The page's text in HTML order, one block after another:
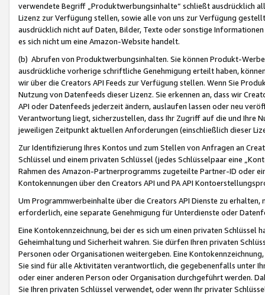
verwendete Begriff „Produktwerbungsinhalte“ schließt ausdrücklich
Lizenz zur Verfügung stellen, sowie alle von uns zur Verfügung
ausdrücklich nicht auf Daten, Bilder, Texte oder sonstige
es sich nicht um eine Amazon-Website handelt.
(b) Abrufen von Produktwerbungsinhalten. Sie können Produkt-
ausdrückliche vorherige schriftliche Genehmigung erteilt haben,
wir über die Creators API Feeds zur Verfügung stellen. Wenn Sie
Nutzung von Datenfeeds dieser Lizenz. Sie erkennen an, dass wir
API oder Datenfeeds jederzeit ändern, auslaufen lassen oder neu
Verantwortung liegt, sicherzustellen, dass Ihr Zugriff auf die und Ihre
jeweiligen Zeitpunkt aktuellen Anforderungen (einschließlich dieser
Zur Identifizierung Ihres Kontos und zum Stellen von Anfragen an
Schlüssel und einem privaten Schlüssel (jedes Schlüsselpaar eine
Rahmen des Amazon-Partnerprogramms zugeteilte Partner-ID oder
Kontokennungen über den Creators API und PA API
Um Programmwerbeinhalte über die Creators API Dienste zu
erforderlich, eine separate Genehmigung für Unterdienste oder
Eine Kontokennzeichnung, bei der es sich um einen privaten
Geheimhaltung und Sicherheit wahren. Sie dürfen Ihren privaten
Personen oder Organisationen weitergeben. Eine
Sie sind für alle Aktivitäten verantwortlich, die gegebenenfalls unter
oder einer anderen Person oder Organisation durchgeführt werden.
Sie Ihren privaten Schlüssel verwendet, oder wenn Ihr privater